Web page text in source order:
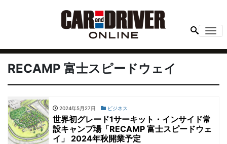
RECAMP 富士スピードウェイ
2024年5月27日 ビジネス
世界初グレード1サーキット・インサイド常
設キャンプ場「RECAMP 富士スピードウェ
イ」 2024年秋開業予定